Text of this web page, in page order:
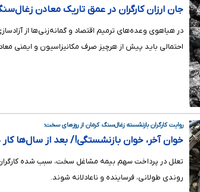
جان ارزان کارگران در عمق تاریک معادن
در هیاهوی وعده‌های ترمیم اقتصاد و گمانه‌زنی‌ها از
احتمالی باید پیش از هرچیز صرف مکانیزاسیون و ایمنی
روایت کارگران بازنشسته زغال‌سنگ کرمان از روزهای سخت؛
خوان آخر، خوان بازنشستگی!/ بعد از سال‌ها
تعلل در پرداخت سهم بیمه مشاغل سخت، سبب شده کارگران
روندی طولانی، فرساینده و ناعادلانه شوند.